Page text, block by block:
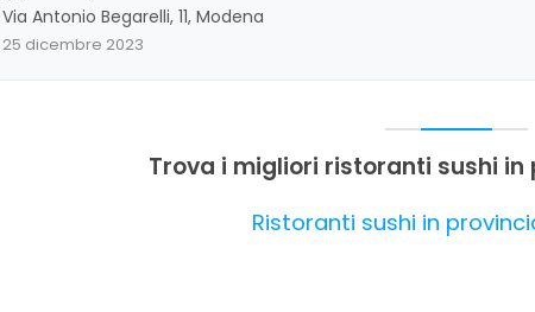
Via Antonio Begarelli, 11, Modena
25 dicembre 2023
Trova i migliori ristoranti sushi in
Ristoranti sushi in